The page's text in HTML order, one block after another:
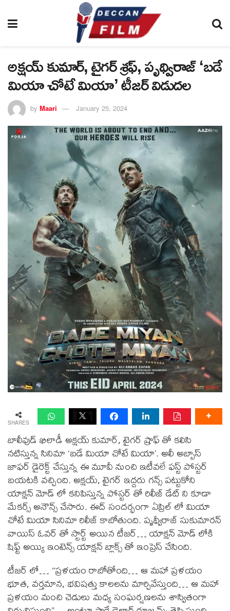
అక్షయ్ కుమార్, టైగర్ శ్రఫ్, పృథ్విరాజ్ ‘బడే
మియా చోటే మియా’ టీజర్ విడుదల
by Maari January 25, 2024
SHARES
బాలీవుడ్ ఖిలాడీ అక్షయ్ కుమార్, టైగర్ ష్రాఫ్ తో కలిసి
నటిస్తున్న సినిమా ‘బడే మియా చోటే మియా’. అలీ అబ్బాస్
జాఫర్ డైరెక్ట్ చేస్తున్న ఈ మూవీ నుంచి ఇటీవలే ఫస్ట్ పోస్టర్
బయటకి వచ్చింది. అక్షయ్, టైగర్ ఇద్దరు గన్స్ పట్టుకోని
యాక్షన్ మోడ్ లో కనిపిస్తున్న పోస్టర్ తో రిలీజ్ డేట్ ని కూడా
మేకర్స్ అనౌన్స్ చేసారు. ఈద్ సందర్భంగా ఏప్రిల్ లో మియా
చోటే మియా సినిమా రిలీజ్ కాబోతుంది. పృథ్వీరాజ్ సుకుమారన్
వాయిస్ ఓవర్ తో స్టార్ట్ అయిన టీజర్… యాక్షన్ మోడ్ లోకి
షిఫ్ట్ అయ్యి ఇంటెన్స్ యాక్షన్ బ్లాక్స్ తో ఇంప్రెస్ చేసింది.
టీజర్ లో… “ప్రళయం రాబోతోంది… ఆ మహా ప్రళయం
భూత, వర్తమాన, భవిషత్తు కాలలను మార్చివేస్తుంది… ఆ మహా
ప్రళయం మంచి చెడులు మధ్య సంఘర్షణలను శాస్వితంగా